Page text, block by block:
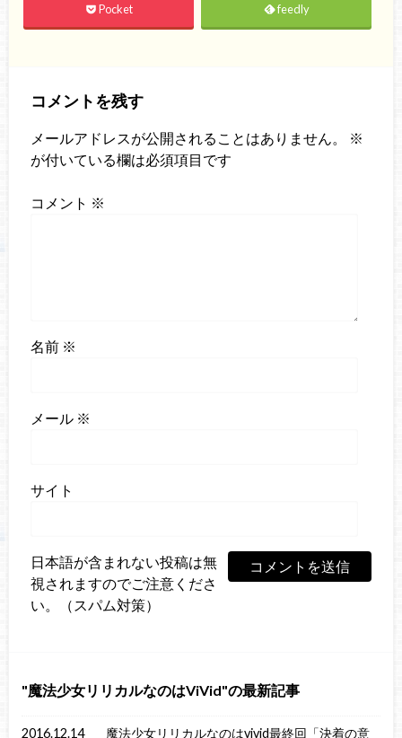
Pocket feedly
コメントを残す
メールアドレスが公開されることはありません。
※
が付いている欄は必須項目です
コメント ※
名前 ※
メール ※
サイト
日本語が含まれない投稿は無
視されますのでご注意くださ
い。（スパム対策）
魔法少女リリカルなのはViVid の最新記事
2016.12.14
魔法少女リリカルなのはvivid最終回「決着の意